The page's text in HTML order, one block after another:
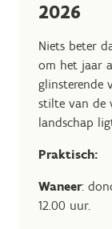
2026
Niets beter
om het jaar
glinsterende
stilte van de
landschap
Praktisch:
Waneer:
12.00 uur.